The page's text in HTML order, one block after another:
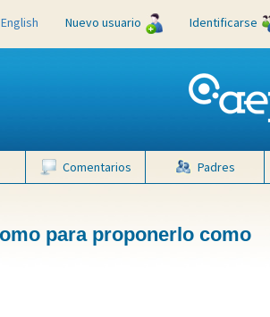
English Nuevo usuario Identificarse
Comentarios Padres
para proponerlo como